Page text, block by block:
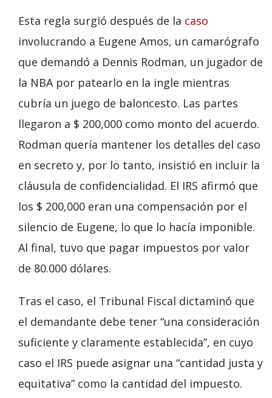
Esta regla surgió después de la caso
involucrando a Eugene Amos, un camarógrafo
que demandó a Dennis Rodman, un jugador de
la NBA por patearlo en la ingle mientras
cubría un juego de baloncesto. Las partes
llegaron a $ 200,000 como monto del acuerdo.
Rodman quería mantener los detalles del caso
en secreto y, por lo tanto, insistió en incluir la
cláusula de confidencialidad. El IRS afirmó que
los $ 200,000 eran una compensación por el
silencio de Eugene, lo que lo hacía imponible.
Al final, tuvo que pagar impuestos por valor
de 80.000 dólares.
Tras el caso, el Tribunal Fiscal dictaminó que
el demandante debe tener “una consideración
suficiente y claramente establecida”, en cuyo
caso el IRS puede asignar una “cantidad justa y
equitativa” como la cantidad del impuesto.